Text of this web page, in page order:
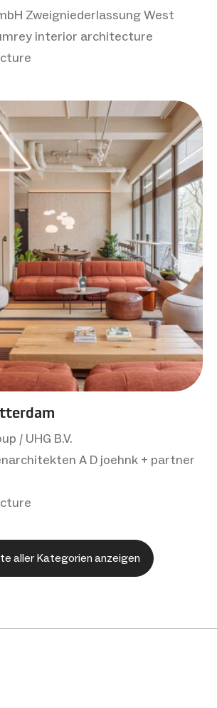
Zweigniederlassung West
interior architecture
/ UHG B.V.
A D joehnk + partner
aller Kategorien anzeigen